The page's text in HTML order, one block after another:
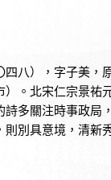
八），字子美，
）。北宋仁宗景祐
詩多關注時事政局
別具意境，清新